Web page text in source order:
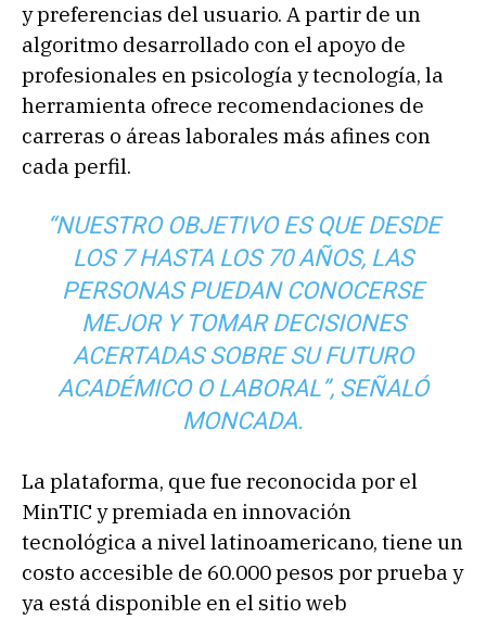
y preferencias del usuario. A partir de un
algoritmo desarrollado con el apoyo de
profesionales en psicología y tecnología, la
herramienta ofrece recomendaciones de
carreras o áreas laborales más afines con
cada perfil.
“NUESTRO OBJETIVO ES QUE DESDE
LOS 7 HASTA LOS 70 AÑOS, LAS
PERSONAS PUEDAN CONOCERSE
MEJOR Y TOMAR DECISIONES
ACERTADAS SOBRE SU FUTURO
ACADÉMICO O LABORAL”, SEÑALÓ
MONCADA.
La plataforma, que fue reconocida por el
MinTIC y premiada en innovación
tecnológica a nivel latinoamericano, tiene un
costo accesible de 60.000 pesos por prueba y
ya está disponible en el sitio web